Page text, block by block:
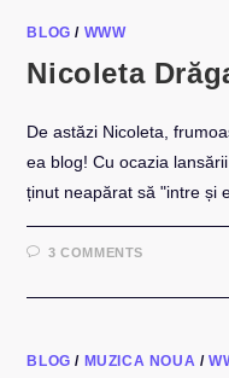
BLOG / WWW
Nicoleta
De astăzi Nicoleta,
ea blog! Cu ocazia
ținut neapărat să "intre și
3 COMMENTS
BLOG / MUZICA NOUA /